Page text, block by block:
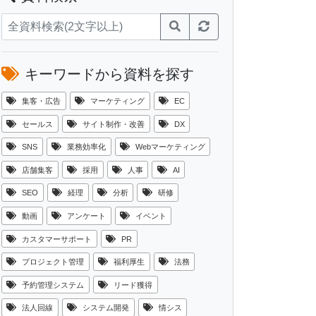
キーワードから資料を探す
集客・広告 マーケティング EC
セールス サイト制作・改善 DX
SNS 業務効率化 Webマーケティング
店舗集客 採用 人事 AI
SEO 経理 分析 研修
動画 アンケート イベント
カスタマーサポート PR
プロジェクト管理 福利厚生 法務
予約管理システム リード獲得
法人回線 システム開発 情シス